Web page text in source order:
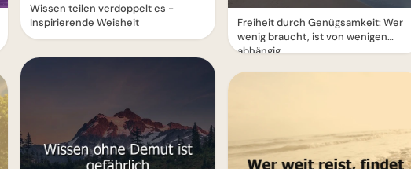
Wissen teilen verdoppelt es -
Inspirierende Weisheit
Freiheit durch Genügsamkeit: Wer
wenig braucht, ist von wenigen
abhängig